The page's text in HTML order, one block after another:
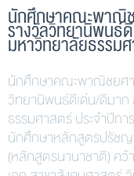
นักศึกษาคณะพาณิ
รางวัลวิทยานิพนธ์
มหาวิทยาลัยธรรม
นักศึกษาคณะพาณิชยศา
วิทยานิพนธ์ดีเด่น/ดีมา
ธรรมศาสตร์ ประจำปีก
นักศึกษาหลักสูตรปรัช
(หลักสูตรนานาชาติ) ค